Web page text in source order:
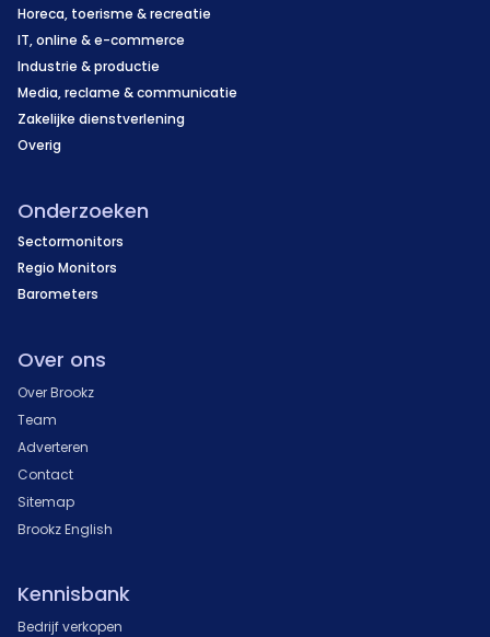
Horeca, toerisme & recreatie
IT, online & e-commerce
Industrie & productie
Media, reclame & communicatie
Zakelijke dienstverlening
Overig
Onderzoeken
Sectormonitors
Regio Monitors
Barometers
Over ons
Over Brookz
Team
Adverteren
Contact
Sitemap
Brookz English
Kennisbank
Bedrijf verkopen